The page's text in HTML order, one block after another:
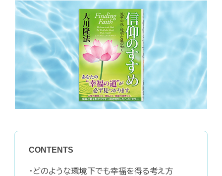
CONTENTS
・どのような環境下でも幸福を得る考え方